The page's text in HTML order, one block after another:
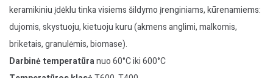
keramikiniu įdėklu tinka visiems šildymo įrenginiams, kūrenamiems:
dujomis, skystuoju, kietuoju kuru (akmens anglimi, malkomis,
briketais, granulėmis, biomase).
Darbinė temperatūranuo 60°C iki 600°C